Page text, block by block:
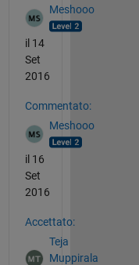
Meshooo
il 14
Set
2016
Commentato:
Meshooo
il 16
Set
2016
Accettato:
Teja
Muppirala